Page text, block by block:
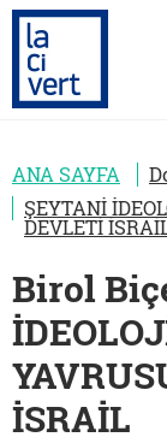
ANA SAYFA
ŞEYTANİ
DEVLETİ
Birol
İSRAİL